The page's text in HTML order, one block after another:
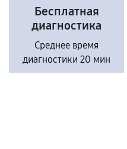
Бесплатная
диагностика
Среднее время
диагностики 20 мин